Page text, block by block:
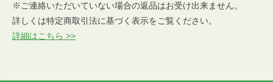
※ご連絡いただいていない場合の返品はお受け出来ません。
詳しくは特定商取引法に基づく表示をご覧ください。
詳細はこちら >>